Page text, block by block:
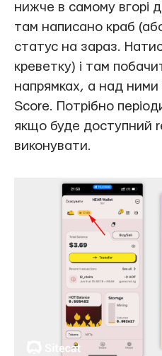
нижче в самому вгорі
там написано краб
статус на зараз.
креветку) і там
напрямках, а над ними
Score. Потрібно
якщо буде доступний
виконувати.